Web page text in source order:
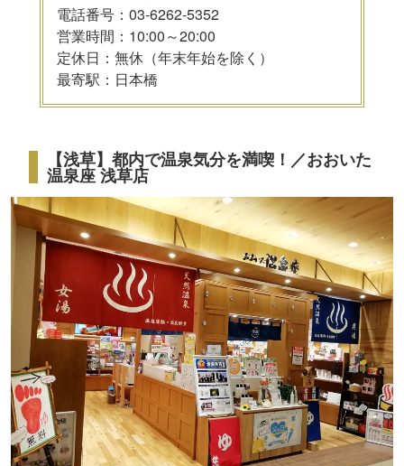
電話番号：03-6262-5352
営業時間：10:00～20:00
定休日：無休（年末年始を除く）
最寄駅：日本橋
【浅草】都内で温泉気分を満喫！／おおいた
温泉座 浅草店